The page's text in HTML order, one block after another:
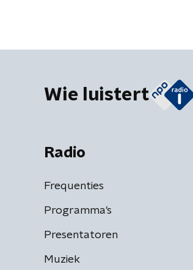
Wie luistert
Radio
Frequenties
Programma's
Presentatoren
Muziek